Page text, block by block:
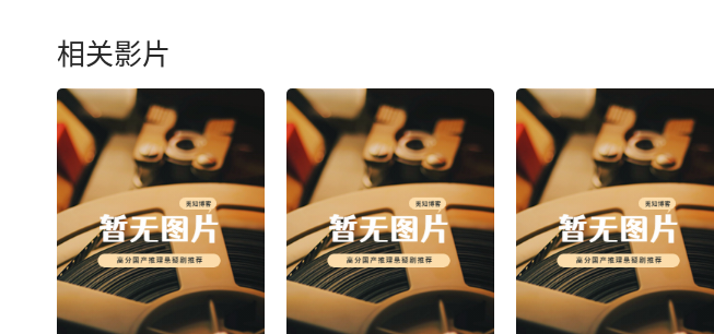
相关影片